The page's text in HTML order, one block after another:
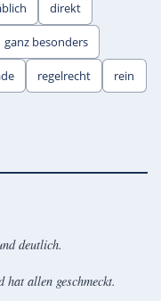
direkt
ganz besonders
regelrecht rein
deutlich.
hat allen geschmeckt.